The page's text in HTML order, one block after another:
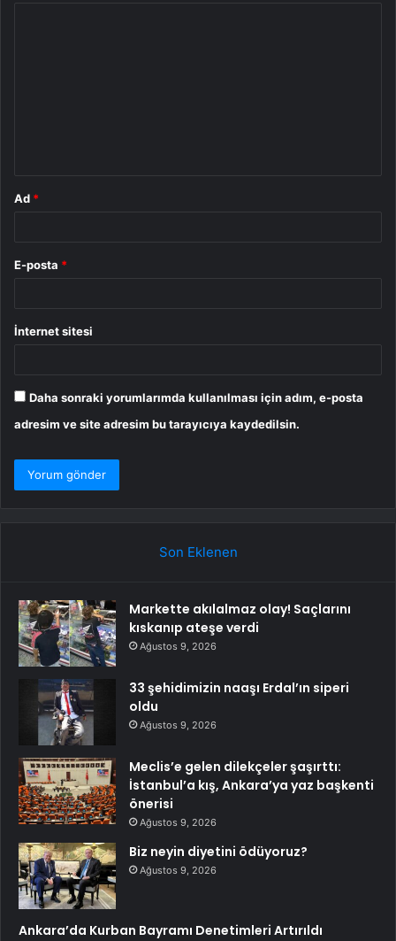
Ad *
E-posta *
İnternet sitesi
Daha sonraki yorumlarımda kullanılması için adım, e-posta
adresim ve site adresim bu tarayıcıya kaydedilsin.
Son Eklenen
Markette akılalmaz olay! Saçlarını
kıskanıp ateşe verdi
Ağustos 9, 2026
33 şehidimizin naaşı Erdal’ın siperi
oldu
Ağustos 9, 2026
Meclis’e gelen dilekçeler şaşırttı:
İstanbul’a kış, Ankara’ya yaz başkenti
önerisi
Ağustos 9, 2026
Biz neyin diyetini ödüyoruz?
Ağustos 9, 2026
Ankara’da Kurban Bayramı Denetimleri Artırıldı